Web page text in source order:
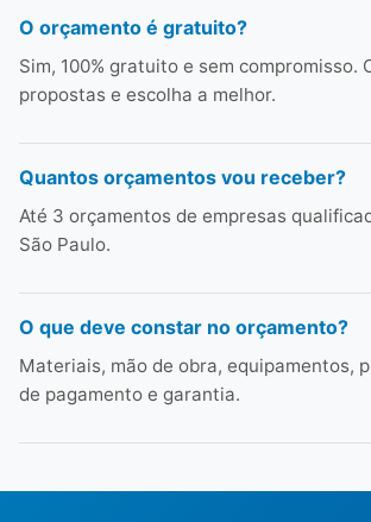
O orçamento é gratuito?
Sim, 100% gratuito e sem compromisso.
propostas e escolha a melhor.
Quantos orçamentos vou receber?
Até 3 orçamentos de empresas
São Paulo.
O que deve constar no orçamento?
Materiais, mão de obra, equipamentos,
de pagamento e garantia.